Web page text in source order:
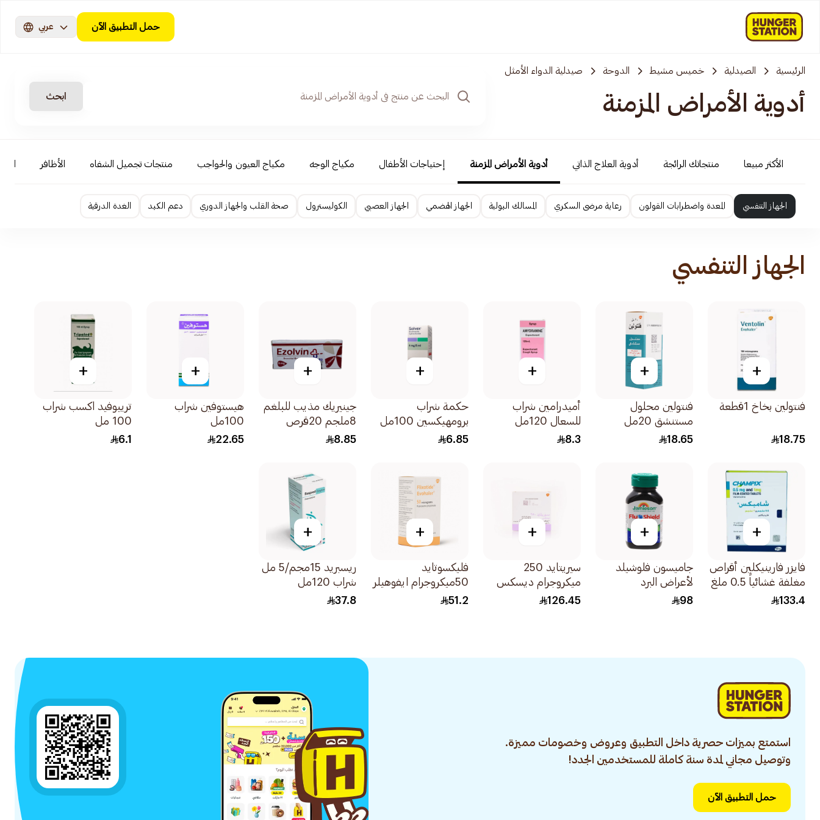
حمل التطبيق الآن عربي
الرئيسية الصيدلية خميس مشيط الدوحة صيدلية الدواء الأمثل
أدوية الأمراض المزمنة ابحث
الأكثر مبيعا منتجاتك الرائجة أدوية العلاج الذاتي أدوية الأمراض المزمنة إحتياجات الأطفال مكياج الوجه مكياج العيون والحواجب منتجات تجميل الشفاه الأظافر
الجهاز التنفسي المعدة واضطرابات القولون رعاية مرضى السكري المسالك البولية الجهاز الهضمي الجهاز العصبي الكوليسترول صحة القلب والجهاز الدوري دعم الكبد الغدة الدرقية
الجهاز التنفسي
+
فنتولين بخاخ 1قطعة
18.75
+
فنتولين محلول
مستنشق 20مل
18.65
+
أميدرامين شراب
للسعال 120مل
8.3
+
حكمة شراب
برومهيكسين 100مل
6.85
+
جينيريك مذيب للبلغم
8ملجم 20قرص
8.85
+
هيستوفين شراب
100مل
22.65
+
تريبوفيد اكسب شراب
100 مل
6.1
+
فايزر فارينيكلين أقراص
مغلفة غشائياً 0.5 ملغ
& 1 ملغ 1قطعة
133.4
+
جاميسون فلوشيلد
لأعراض البرد
20كبسولة
98
+
سيريتايد 250
ميكروجرام ديسكس
60 بخة 1قطعة
126.45
+
فليكسوتايد
50ميكروجرام ايفوهيلر
120بخة معايرة 1قطعة
51.2
+
ريسبريد 15مجم/5 مل
شراب 120مل
37.8
استمتع بميزات حصرية داخل التطبيق وعروض وخصومات مميزة.
وتوصيل مجاني لمدة سنة كاملة للمستخدمين الجدد!
حمل التطبيق الآن